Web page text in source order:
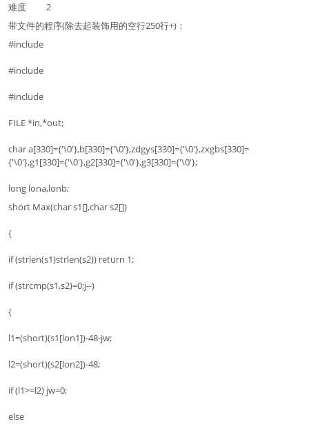
难度 2
带文件的程序(除去起装饰用的空行250行+)：
#include
#include
#include
FILE *in,*out;
char a[330]={'\0'},b[330]={'\0'},zdgys[330]={'\0'},zxgbs[330]=
{'\0'},g1[330]={'\0'},g2[330]={'\0'},g3[330]={'\0'};
long lona,lonb;
short Max(char s1[],char s2[])
{
if (strlen(s1)strlen(s2)) return 1;
if (strcmp(s1,s2)=0;j--)
{
l1=(short)(s1[lon1])-48-jw;
l2=(short)(s2[lon2])-48;
if (l1>=l2) jw=0;
else